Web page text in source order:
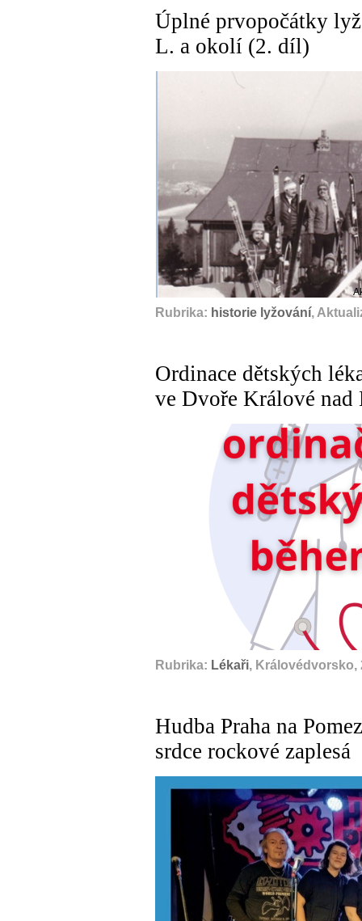
Úplné prvopočátky
L. a okolí (2. díl)
Rubrika: historie lyžování,
Ordinace dětských
ve Dvoře Králové nad
Rubrika: Lékaři, Královédvorsko,
Hudba Praha na
srdce rockové zaplesá